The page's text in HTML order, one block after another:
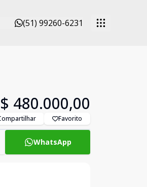
(51) 99260-6231
480.000,00
Favorito
WhatsApp